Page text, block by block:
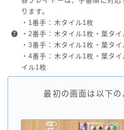
❼
ります。
・1番手：木タイル1枚
・2番手：木タイル1枚・葉タ
・3番手：木タイル1枚・葉タ
・4番手：木タイル1枚・葉タ
イル1枚
最初の画面は以下